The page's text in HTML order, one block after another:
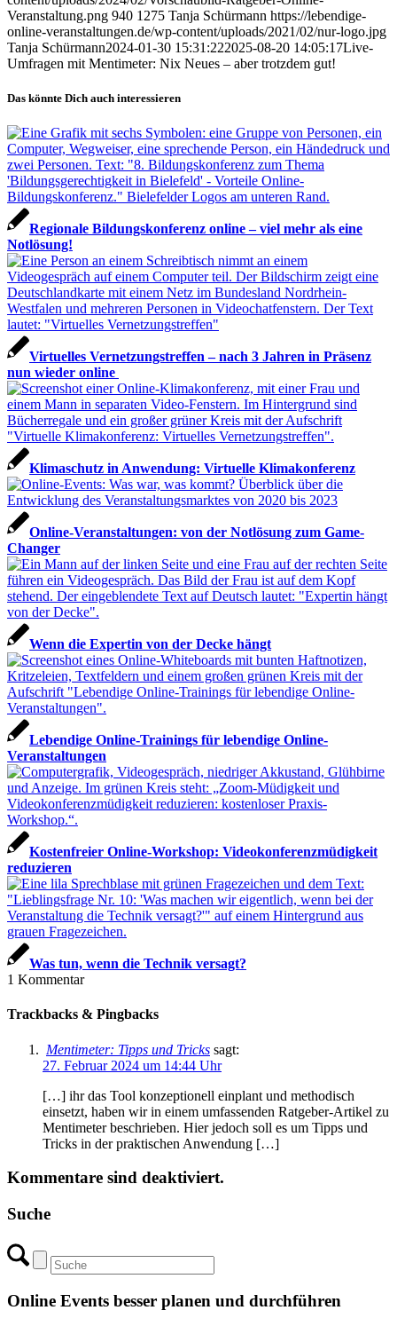
Veranstaltung.png 940 1275 Tanja Schürmann https://lebendige-
online-veranstaltungen.de/wp-content/uploads/2021/02/nur-logo.jpg
Tanja Schürmann2024-01-30 15:31:222025-08-20 14:05:17Live-
Umfragen mit Mentimeter: Nix Neues – aber trotzdem gut!
Das könnte Dich auch interessieren
Regionale Bildungskonferenz online – viel mehr als eine
Notlösung!
Virtuelles Vernetzungstreffen – nach 3 Jahren in Präsenz
nun wieder online
Klimaschutz in Anwendung: Virtuelle Klimakonferenz
Online-Veranstaltungen: von der Notlösung zum Game-
Changer
Wenn die Expertin von der Decke hängt
Lebendige Online-Trainings für lebendige Online-
Veranstaltungen
Kostenfreier Online-Workshop: Videokonferenzmüdigkeit
reduzieren
Was tun, wenn die Technik versagt?
1 Kommentar
Trackbacks & Pingbacks
Mentimeter: Tipps und Tricks sagt:
27. Februar 2024 um 14:44 Uhr
[…] ihr das Tool konzeptionell einplant und methodisch
einsetzt, haben wir in einem umfassenden Ratgeber-Artikel zu
Mentimeter beschrieben. Hier jedoch soll es um Tipps und
Tricks in der praktischen Anwendung […]
Kommentare sind deaktiviert.
Suche
Online Events besser planen und durchführen